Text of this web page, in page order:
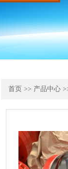
首页 >> 产品中心